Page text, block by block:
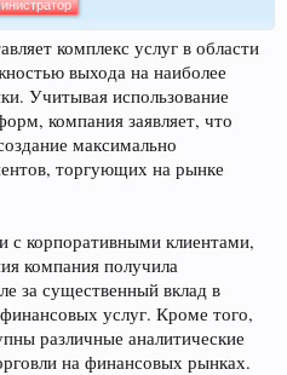
комплекс услуг в области
выхода на наиболее
Учитывая использование
компания заявляет, что
максимально
торгующих на рынке
с корпоративными клиентами,
компания получила
за существенный вклад в
услуг. Кроме того,
различные аналитические
на финансовых рынках.